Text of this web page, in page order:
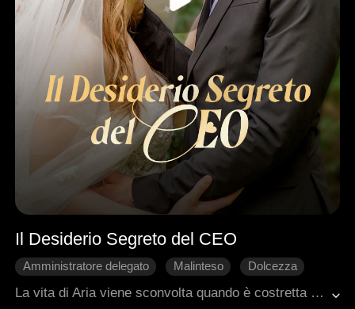
Il Desiderio Segreto del CEO
Amministratore delegato Malinteso
Dolcezza
La vita di Aria viene sconvolta quando è costretta a un matrimonio con il notorio playboy Leander Miller, in cambio della libertà di sua zia dal carcere. Mentre si avvicinano, la loro relazione è minacciata da gelosia e avidità. La complicità stretta e apparentemente spontanea tra Lisa e Leander getta un'ombra su Aria, alimentando le sue insicurezze sul suo posto sia nella carriera che nel matrimonio. Lottando per trovare il suo equilibrio, Aria si chiede se le azioni di Leander siano davvero dettate dalla cura o se lei sia solo una pedina in un gioco molto più grande.